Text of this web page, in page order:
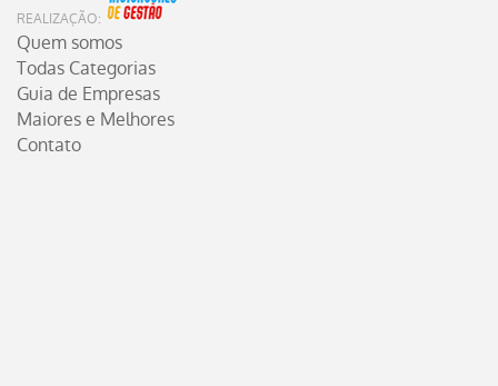
REALIZAÇÃO:
Quem somos
Todas Categorias
Guia de Empresas
Maiores e Melhores
Contato